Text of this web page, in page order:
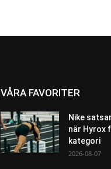
VÅRA FAVORITER
Nike
när Hyrox
kategori
2026-08-07